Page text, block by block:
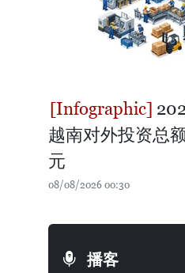
越南对外投资总
元
08/08/2026 00:30
播客